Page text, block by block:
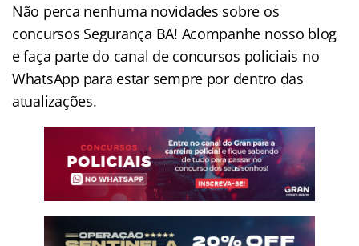
Não perca nenhuma novidades sobre os
concursos Segurança BA! Acompanhe nosso blog
e faça parte do canal de concursos policiais no
WhatsApp para estar sempre por dentro das
atualizações.